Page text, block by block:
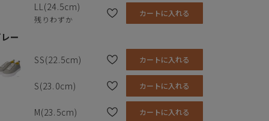
LL(24.5cm)
残りわずか
カートに入れる
ー
SS(22.5cm)
カートに入れる
S(23.0cm) カートに入れる
M(23.5cm) カートに入れる
素材の種類
合成繊維
靴底
合成底
生産国
中国
SS L
23.5cm 24.0cm
24.5cm